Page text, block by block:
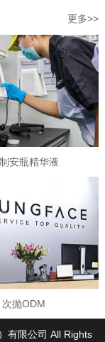
更多>>
安瓶精华液
次抛ODM
有限公司 All Rights